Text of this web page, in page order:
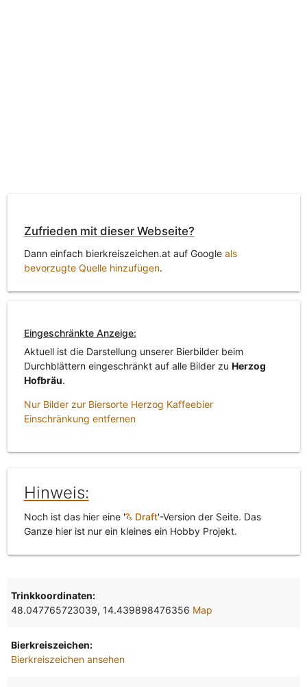
Zufrieden mit dieser Webseite?
Dann einfach bierkreiszeichen.at auf Google als
bevorzugte Quelle hinzufügen.
Eingeschränkte Anzeige:
Aktuell ist die Darstellung unserer Bierbilder beim
Durchblättern eingeschränkt auf alle Bilder zu Herzog
Hofbräu.
Nur Bilder zur Biersorte Herzog Kaffeebier
Einschränkung entfernen
Hinweis:
Noch ist das hier eine ' Draft'-Version der Seite. Das
Ganze hier ist nur ein kleines ein Hobby Projekt.
Trinkkoordinaten:
48.047765723039, 14.439898476356 Map
Bierkreiszeichen:
Bierkreiszeichen ansehen